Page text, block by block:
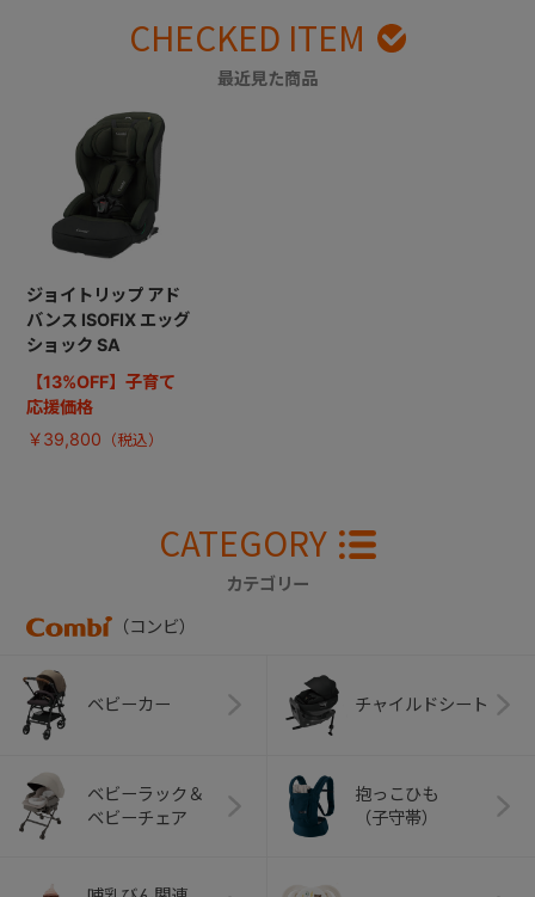
CHECKED ITEM
最近見た商品
ジョイトリップ アド
バンス ISOFIX エッグ
ショック SA
【13%OFF】子育て
応援価格
￥39,800
CATEGORY
カテゴリー
（コンビ）
ベビーカー チャイルドシート
ベビーラック＆
ベビーチェア
抱っこひも
（子守帯）